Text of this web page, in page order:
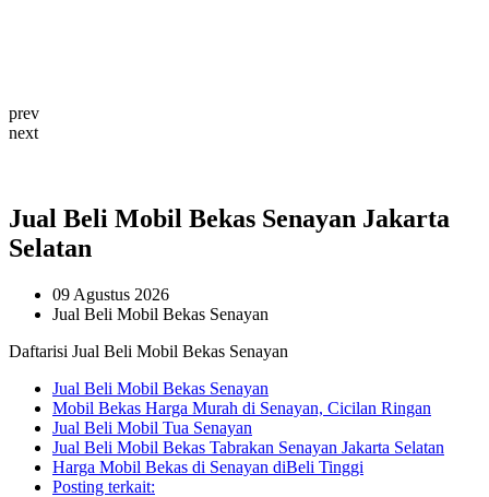
prev
next
Jual Beli Mobil Bekas Senayan Jakarta
Selatan
09 Agustus 2026
Jual Beli Mobil Bekas Senayan
Daftarisi Jual Beli Mobil Bekas Senayan
Jual Beli Mobil Bekas Senayan
Mobil Bekas Harga Murah di Senayan, Cicilan Ringan
Jual Beli Mobil Tua Senayan
Jual Beli Mobil Bekas Tabrakan Senayan Jakarta Selatan
Harga Mobil Bekas di Senayan diBeli Tinggi
Posting terkait: